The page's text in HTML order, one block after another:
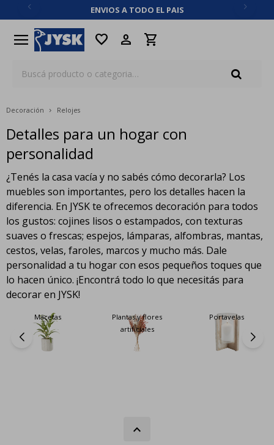
ENVIOS A TODO EL PAIS
menu favorite
Decoración Relojes
Detalles para un hogar con
personalidad
¿Tenés la casa vacía y no sabés cómo decorarla? Los
muebles son importantes, pero los detalles hacen la
diferencia. En JYSK te ofrecemos decoración para todos
los gustos: cojines lisos o estampados, con texturas
suaves o frescas; espejos, lámparas, alfombras, mantas,
cestos, velas, faroles, marcos y mucho más. Dale
personalidad a tu hogar con esos pequeños toques que
lo hacen único. ¡Encontrá todo lo que necesitás para
decorar en JYSK!
Macetas
Plantas y flores
artificiales
Portavelas
close